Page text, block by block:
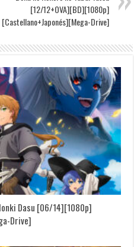
[12/12+OVA][BD][1080p]
[Castellano+Japonés][Mega-Drive]
Dasu [06/14][1080p]
Drive]